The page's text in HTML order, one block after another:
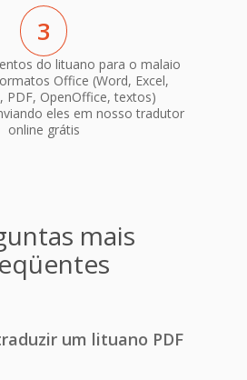
3
do lituano para o malaio
Office (Word, Excel,
PDF, OpenOffice, textos)
eles em nosso tradutor
online grátis
mais
um lituano PDF